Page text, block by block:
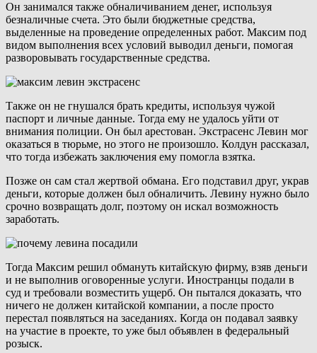
Он занимался также обналичиванием денег, используя
безналичные счета. Это были бюджетные средства,
выделенные на проведение определенных работ. Максим под
видом выполнения всех условий выводил деньги, помогая
разворовывать государственные средства.
Также он не гнушался брать кредиты, используя чужой
паспорт и личные данные. Тогда ему не удалось уйти от
внимания полиции. Он был арестован. Экстрасенс Левин мог
оказаться в тюрьме, но этого не произошло. Колдун рассказал,
что тогда избежать заключения ему помогла взятка.
Позже он сам стал жертвой обмана. Его подставил друг, украв
деньги, которые должен был обналичить. Левину нужно было
срочно возвращать долг, поэтому он искал возможность
заработать.
Тогда Максим решил обмануть китайскую фирму, взяв деньги
и не выполнив оговоренные услуги. Иностранцы подали в
суд и требовали возместить ущерб. Он пытался доказать, что
ничего не должен китайской компании, а после просто
перестал появляться на заседаниях. Когда он подавал заявку
на участие в проекте, то уже был объявлен в федеральный
розыск.